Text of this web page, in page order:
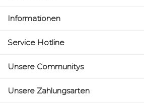
Informationen
Service Hotline
Unsere Communitys
Unsere Zahlungsarten